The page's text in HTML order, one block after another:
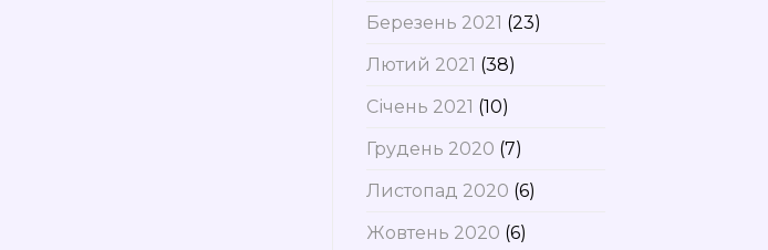
Березень 2021 (23)
Лютий 2021 (38)
Січень 2021 (10)
Грудень 2020 (7)
Листопад 2020 (6)
Жовтень 2020 (6)